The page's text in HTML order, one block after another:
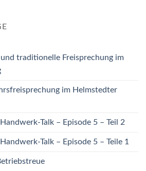
traditionelle Freisprechung im
im Helmstedter
Talk – Episode 5 – Teil 2
Talk – Episode 5 – Teile 1